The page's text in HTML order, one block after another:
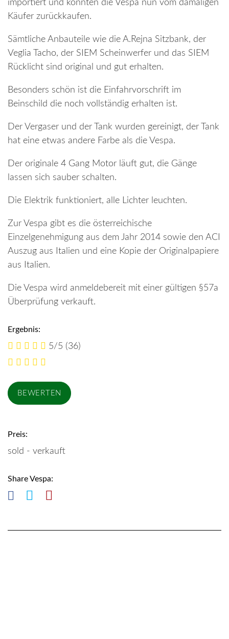
importiert und konnten die Vespa nun vom damaligen
Käufer zurückkaufen.
Sämtliche Anbauteile wie die A.Rejna Sitzbank, der
Veglia Tacho, der SIEM Scheinwerfer und das SIEM
Rücklicht sind original und gut erhalten.
Besonders schön ist die Einfahrvorschrift im
Beinschild die noch vollständig erhalten ist.
Der Vergaser und der Tank wurden gereinigt, der Tank
hat eine etwas andere Farbe als die Vespa.
Der originale 4 Gang Motor läuft gut, die Gänge
lassen sich sauber schalten.
Die Elektrik funktioniert, alle Lichter leuchten.
Zur Vespa gibt es die österreichische
Einzelgenehmigung aus dem Jahr 2014 sowie den ACI
Auszug aus Italien und eine Kopie der Originalpapiere
aus Italien.
Die Vespa wird anmeldebereit mit einer gültigen §57a
Überprüfung verkauft.
Ergebnis:
5/5 (36)
Preis:
sold - verkauft
Share Vespa: